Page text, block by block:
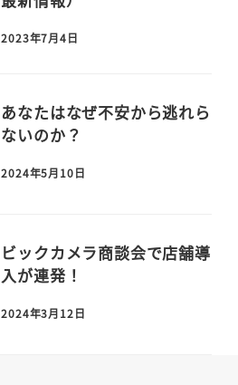
2023年7月4日
あなたはなぜ不安から逃れら
ないのか？
2024年5月10日
ビックカメラ商談会で店舗導
入が連発！
2024年3月12日